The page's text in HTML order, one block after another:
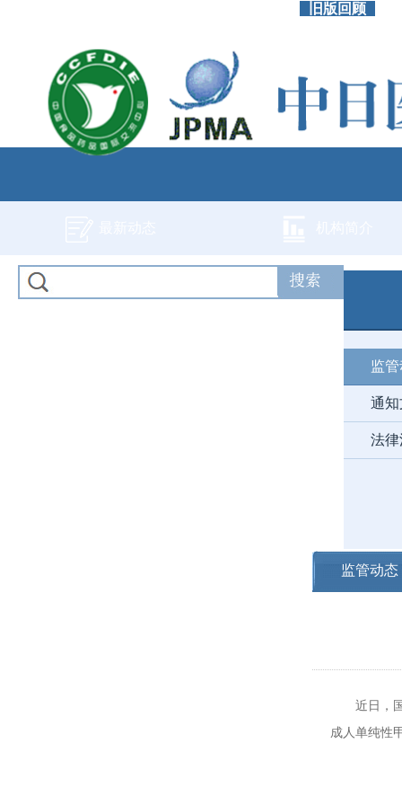
旧版回顾
监
通
法
监管动态
近日，国
成人单纯性